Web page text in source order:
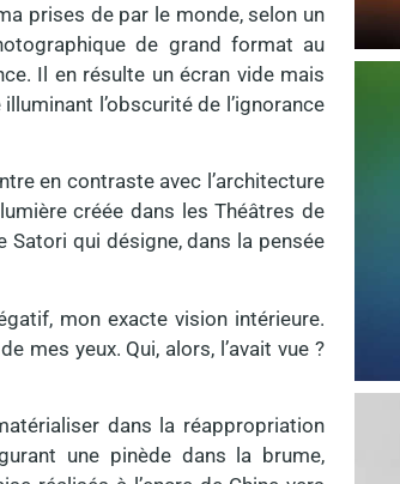
prises de par le monde, selon un
de grand format au
Il en résulte un écran vide mais
l’obscurité de l’ignorance
en contraste avec l’architecture
créée dans les Théâtres de
Satori qui désigne, dans la pensée
mon exacte vision intérieure.
mes yeux. Qui, alors, l’avait vue ?
dans la réappropriation
une pinède dans la brume,